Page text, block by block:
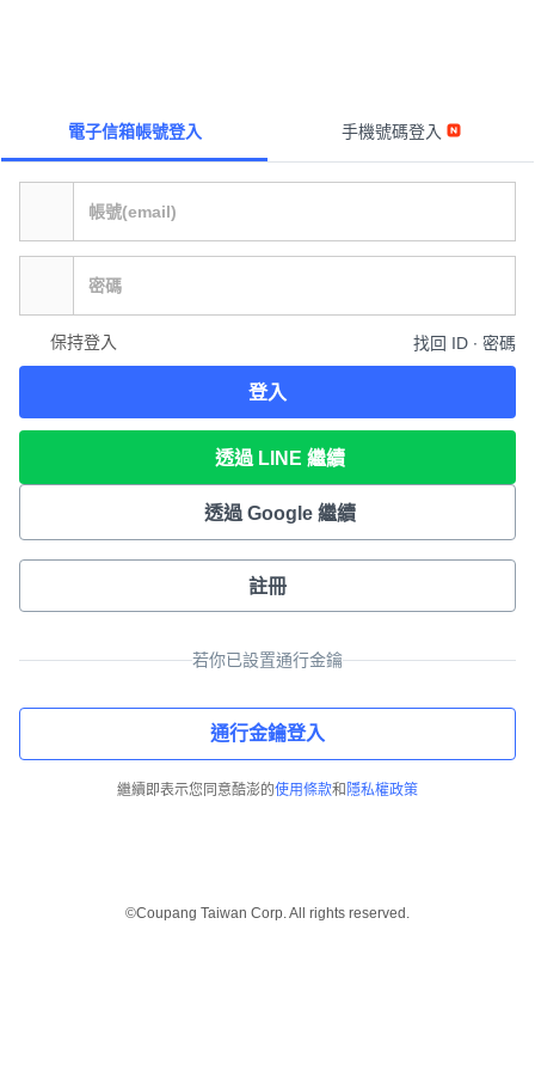
電子信箱帳號登入 手機號碼登入
保持登入 找回 ID ∙ 密碼
登入
透過 LINE 繼續
透過 Google 繼續
註冊
若你已設置通行金鑰
通行金鑰登入
繼續即表示您同意酷澎的使用條款和 隱私權政策
©Coupang Taiwan Corp. All rights reserved.